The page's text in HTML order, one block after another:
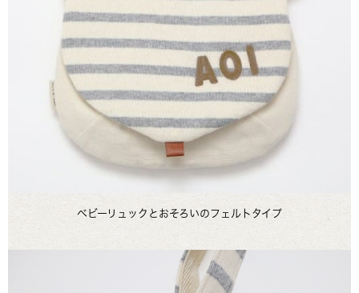
ベビーリュックとおそろいのフェルトタイプ